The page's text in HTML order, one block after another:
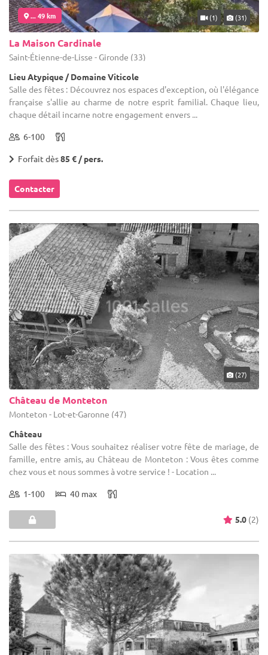
... 49 km (1) (31)
La Maison Cardinale
Saint-Étienne-de-Lisse - Gironde (33)
Lieu Atypique / Domaine Viticole
Salle des fêtes : Découvrez nos espaces d'exception, où l'élégance
française s'allie au charme de notre esprit familial. Chaque lieu,
chaque détail incarne notre engagement envers ...
6-100
Forfait dès85 € / pers.
Contacter
(27)
Château de Monteton
Monteton - Lot-et-Garonne (47)
Château
Salle des fêtes : Vous souhaitez réaliser votre fête de mariage, de
famille, entre amis, au Château de Monteton : Vous êtes comme
chez vous et nous sommes à votre service ! - Location ...
1-100 40 max
5.0 (2)